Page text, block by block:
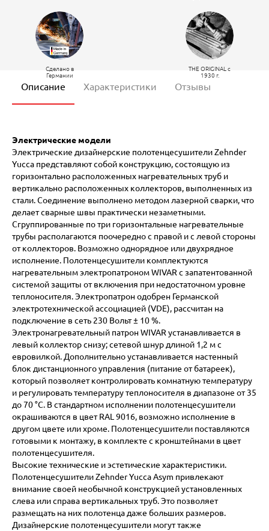
Сделано в
Германии
THE ORIGINAL c
1930 г.
Описание Характеристики Отзывы
Электрические модели
Электрические дизайнерские полотенцесушители Zehnder
Yucca представляют собой конструкцию, состоящую из
горизонтально расположенных нагревательных труб и
вертикально расположенных коллекторов, выполненных из
стали. Соединение выполнено методом лазерной сварки, что
делает сварные швы практически незаметными.
Сгруппированные по три горизонтальные нагревательные
трубы располагаются поочередно с правой и с левой стороны
от коллекторов. Возможно однорядное или двухрядное
исполнение. Полотенцесушители комплектуются
нагревательным электропатроном WIVAR с запатентованной
системой защиты от включения при недостаточном уровне
теплоносителя. Электропатрон одобрен Германской
электротехнической ассоциацией (VDE), рассчитан на
подключение в сеть 230 Вольт ± 10 %.
Электронагревательный патрон WIVAR устанавливается в
левый коллектор снизу; сетевой шнур длиной 1,2 м с
евровилкой. Дополнительно устанавливается настенный
блок дистанционного управления (питание от батареек),
который позволяет контролировать комнатную температуру
и регулировать температуру теплоносителя в диапазоне от 35
до 70 °C. В стандартном исполнении полотенцесушители
окрашиваются в цвет RAL 9016, возможно исполнение в
другом цвете или хроме. Полотенцесушители поставляются
готовыми к монтажу, в комплекте с кронштейнами в цвет
полотенцесушителя.
Высокие технические и эстетические характеристики.
Полотенцесушители Zehnder Yucca Asym привлекают
внимание своей необычной конструкцией установленных
слева или справа вертикальных труб. Это позволяет
размещать на них полотенца даже больших размеров.
Дизайнерские полотенцесушители могут также